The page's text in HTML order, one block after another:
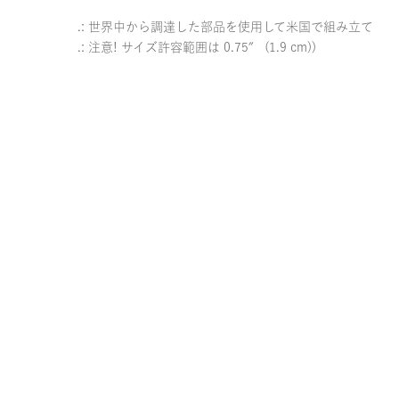
.: 世界中から調達した部品を使用して米国で組み立て
.: 注意! サイズ許容範囲は 0.75″ (1.9 cm))